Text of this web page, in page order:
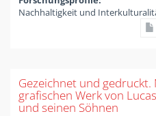
Nachhaltigkeit und
Gezeichnet und gedruckt.
grafischen Werk von
und seinen Söhnen